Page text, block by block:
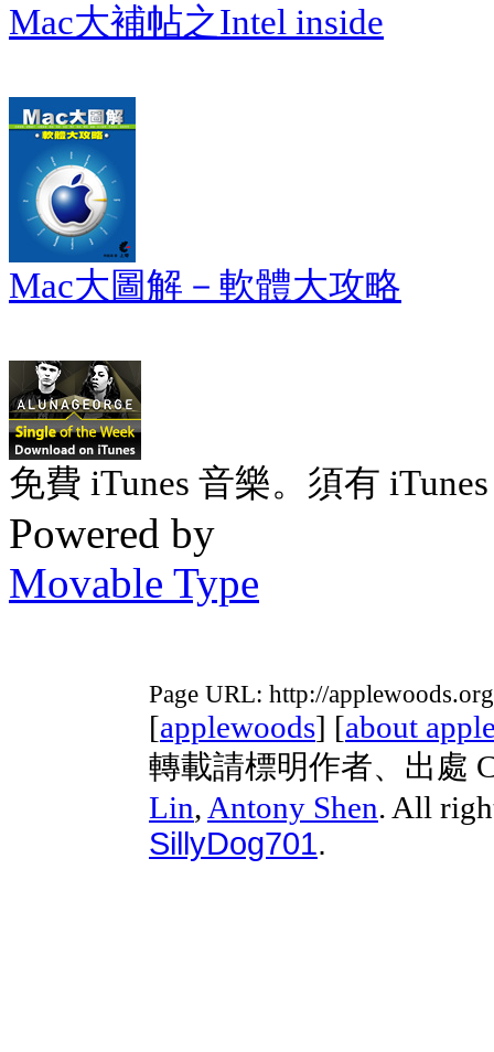
Mac大補帖之Intel inside
Mac大圖解－軟體大攻略
免費 iTunes 音樂。須有
Powered by
Movable Type
Page URL: http://
[applewoods] [about
轉載請標明作者、出處
Lin, Antony Shen. All
SillyDog701.